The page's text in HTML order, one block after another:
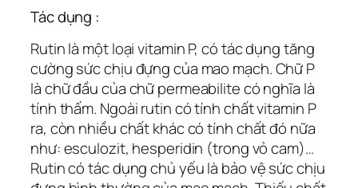
Tác dụng :
Rutin là một loại vitamin P, có tác dụng tăng
cường sức chịu đựng của mao mạch. Chữ P
là chữ đầu của chữ permeabilite có nghĩa là
tính thấm. Ngoài rutin có tính chất vitamin P
ra, còn nhiều chất khác có tính chất đó nữa
như: esculozit, hesperidin (trong vỏ cam)…
Rutin có tác dụng chủ yếu là bảo vệ sức chịu